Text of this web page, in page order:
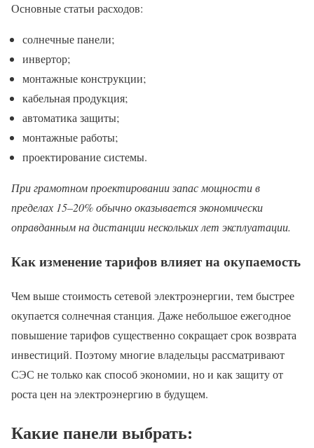
Основные статьи расходов:
солнечные панели;
инвертор;
монтажные конструкции;
кабельная продукция;
автоматика защиты;
монтажные работы;
проектирование системы.
При грамотном проектировании запас мощности в
пределах 15–20% обычно оказывается экономически
оправданным на дистанции нескольких лет эксплуатации.
Как изменение тарифов влияет на окупаемость
Чем выше стоимость сетевой электроэнергии, тем быстрее
окупается солнечная станция. Даже небольшое ежегодное
повышение тарифов существенно сокращает срок возврата
инвестиций. Поэтому многие владельцы рассматривают
СЭС не только как способ экономии, но и как защиту от
роста цен на электроэнергию в будущем.
Какие панели выбрать: